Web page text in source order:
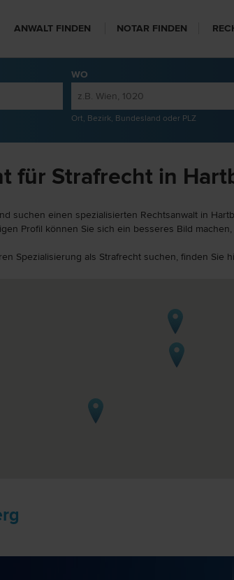
ANWALT FINDEN NOTAR FINDEN
WO
Ort, Bezirk, Bundesland oder PLZ
für Strafrecht in
suchen einen spezialisierten Rechtsanwalt in
Profil können Sie sich ein besseres Bild
Spezialisierung als Strafrecht suchen, finden Sie